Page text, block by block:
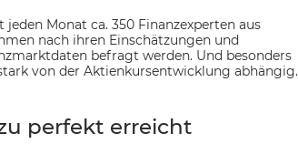
Monat ca. 350 Finanzexperten aus
nach ihren Einschätzungen und
befragt werden. Und besonders
von der Aktienkursentwicklung abhängig.
perfekt erreicht